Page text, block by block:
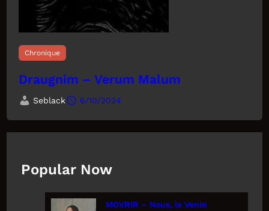
Chronique
Draugnim – Verum Malum
Seblack 6/10/2024
Popular Now
MOVRIR – Nous, le Venin